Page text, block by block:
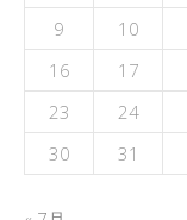
9
10
16
17
23
24
30
31